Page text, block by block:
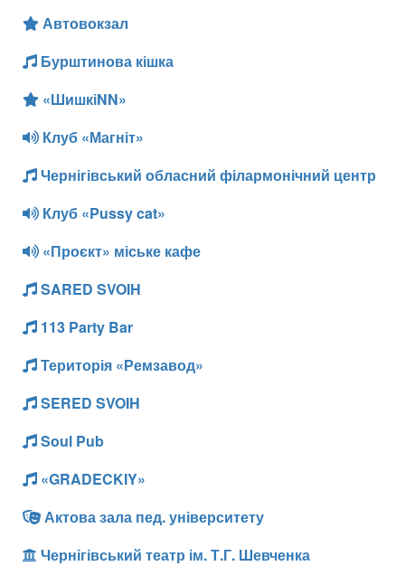
Автовокзал
Бурштинова кішка
«ШишкіNN»
Клуб «Магніт»
Чернігівський обласний філармонічний центр
Клуб «Pussy cat»
«Проєкт» міське кафе
SARED SVOIH
113 Party Bar
Територія «Ремзавод»
SERED SVOIH
Soul Pub
«GRADECKIY»
Актова зала пед. університету
Чернігівський театр ім. Т.Г. Шевченка